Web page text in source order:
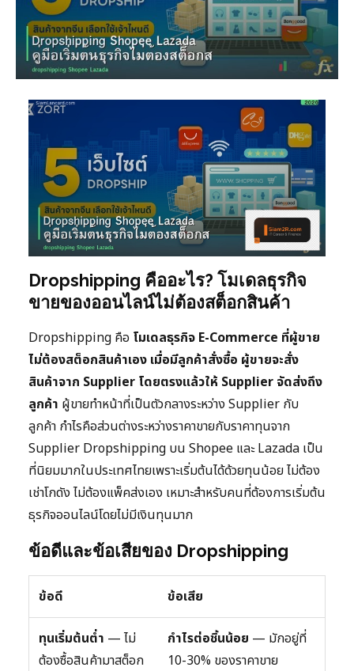
Dropshipping คืออะไร? โมเดลธุรกิจ
ขายของออนไลน์ไม่ต้องสต็อกสินค้า
Dropshipping คือ โมเดลธุรกิจ E-Commerce ที่ผู้ขาย
ไม่ต้องสต็อกสินค้าเอง เมื่อมีลูกค้าสั่งซื้อ ผู้ขายจะสั่ง
สินค้าจาก Supplier โดยตรงแล้วให้ Supplier จัดส่งถึง
ลูกค้า ผู้ขายทำหน้าที่เป็นตัวกลางระหว่าง Supplier กับ
ลูกค้า กำไรคือส่วนต่างระหว่างราคาขายกับราคาทุนจาก
Supplier Dropshipping บน Shopee และ Lazada เป็น
ที่นิยมมากในประเทศไทยเพราะเริ่มต้นได้ด้วยทุนน้อย ไม่ต้อง
เช่าโกดัง ไม่ต้องแพ็คส่งเอง เหมาะสำหรับคนที่ต้องการเริ่มต้น
ธุรกิจออนไลน์โดยไม่มีเงินทุนมาก
ข้อดีและข้อเสียของ Dropshipping
ข้อดี ข้อเสีย
ทุนเริ่มต้นต่ำ — ไม่
ต้องซื้อสินค้ามาสต็อก
กำไรต่อชิ้นน้อย — มักอยู่ที่
10-30% ของราคาขาย